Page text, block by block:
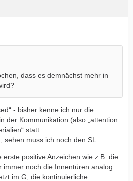
dass es demnächst mehr in
- bisher kenne ich nur die
der Kommunikation (also „attention
statt
sehen muss ich noch den SL…
erste positive Anzeichen wie z.B. die
immer noch die Innentüren analog
im G, die kontinuierliche